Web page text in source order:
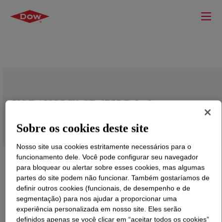
VORANOL™ CP 4755 Polyol
Sobre os cookies deste site
Nosso site usa cookies estritamente necessários para o
funcionamento dele. Você pode configurar seu navegador
para bloquear ou alertar sobre esses cookies, mas algumas
partes do site podem não funcionar. Também gostaríamos de
definir outros cookies (funcionais, de desempenho e de
segmentação) para nos ajudar a proporcionar uma
experiência personalizada em nosso site. Eles serão
definidos apenas se você clicar em “aceitar todos os cookies”